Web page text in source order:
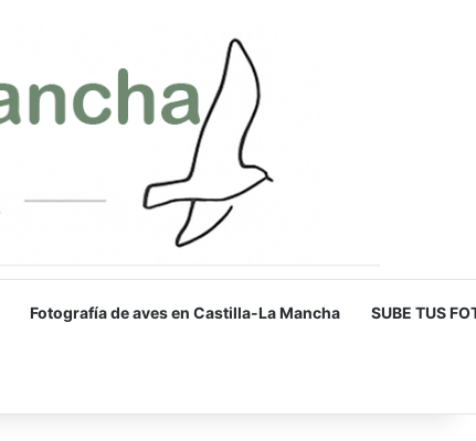
Fotografía de aves en Castilla-La Mancha SUBE TUS